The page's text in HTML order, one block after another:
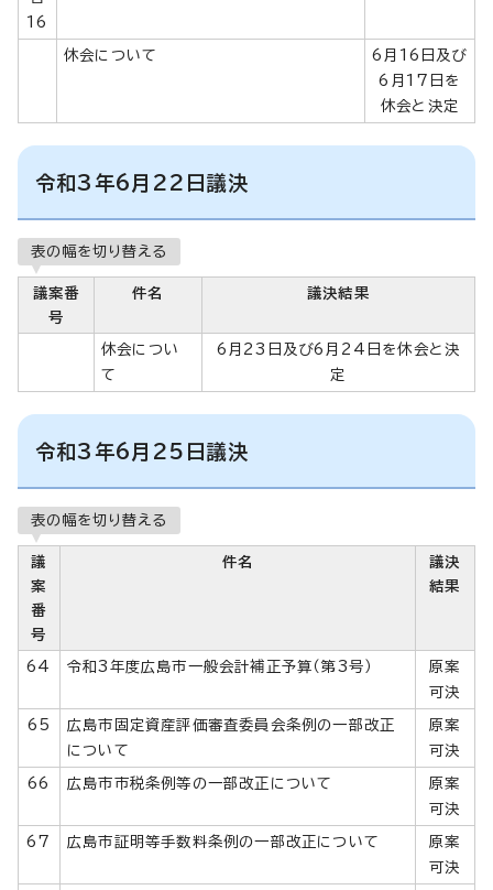
16
休会について
6月16日及び
6月17日を
休会と決定
令和3年6月22日議決
表の幅を切り替える
議案番
号
件名 議決結果
休会につい
て
6月23日及び6月24日を休会と決
定
令和3年6月25日議決
表の幅を切り替える
議
案
番
号
件名
議決
結果
64 令和3年度広島市一般会計補正予算（第3号）
原案
可決
65
広島市固定資産評価審査委員会条例の一部改正
について
原案
可決
66 広島市市税条例等の一部改正について
原案
可決
67 広島市証明等手数料条例の一部改正について
原案
可決